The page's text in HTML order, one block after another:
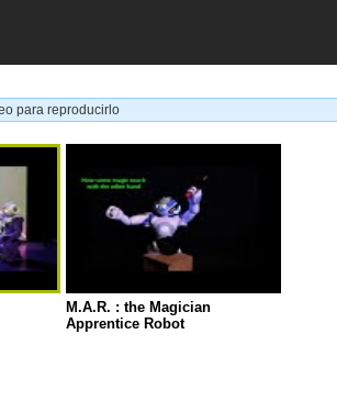
para reproducirlo
M.A.R. : the Magician
Apprentice Robot